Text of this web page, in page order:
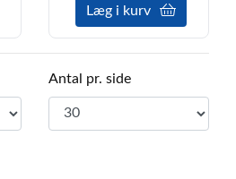
Læg i kurv
Antal pr. side